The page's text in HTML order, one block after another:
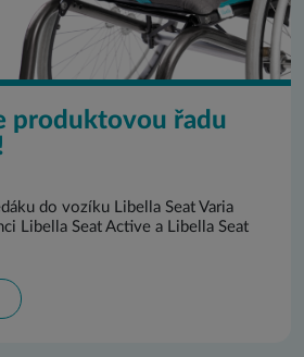
produktovou řadu
do vozíku Libella Seat Varia
Libella Seat Active a Libella Seat